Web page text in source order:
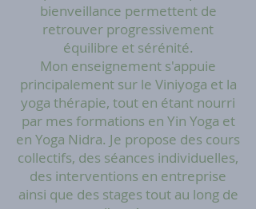
bienveillance permettent de
retrouver progressivement
équilibre et sérénité.
Mon enseignement s'appuie
principalement sur le Viniyoga et la
yoga thérapie, tout en étant nourri
par mes formations en Yin Yoga et
en Yoga Nidra. Je propose des cours
collectifs, des séances individuelles,
des interventions en entreprise
ainsi que des stages tout au long de